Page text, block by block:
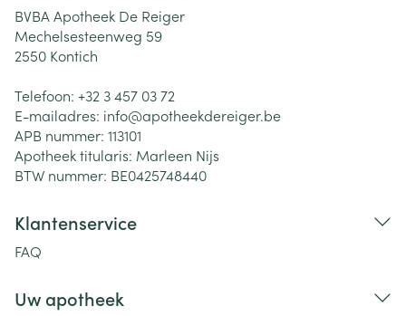
BVBA Apotheek De Reiger
Mechelsesteenweg 59
2550 Kontich
Telefoon: +32 3 457 03 72
E-mailadres: info@apotheekdereiger.be
APB nummer: 113101
Apotheek titularis: Marleen Nijs
BTW nummer: BE0425748440
Klantenservice
FAQ
Uw apotheek